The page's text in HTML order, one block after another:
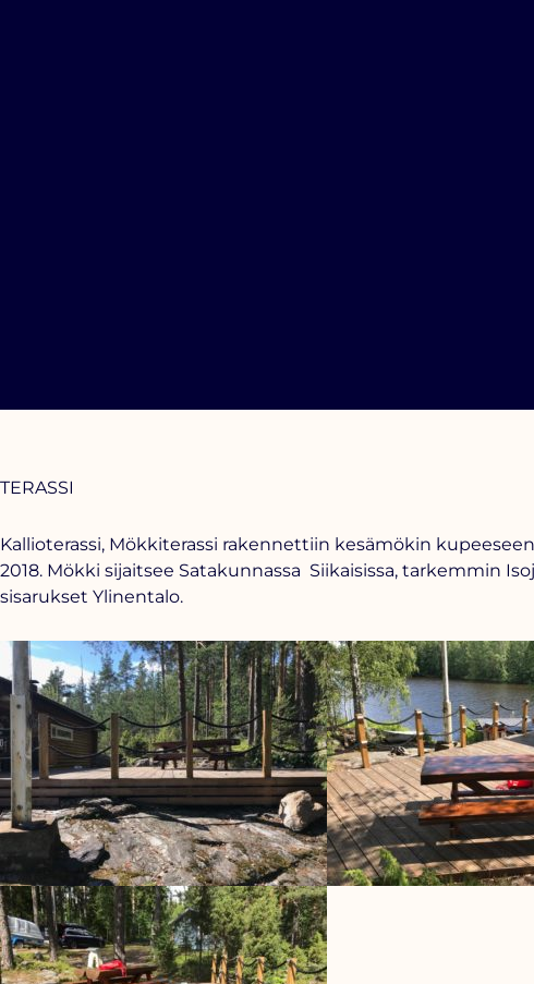
TERASSI
Kallioterassi, Mökkiterassi rakennettiin kesämökin
2018. Mökki sijaitsee Satakunnassa Siikaisissa, tarkemmin
sisarukset Ylinentalo.